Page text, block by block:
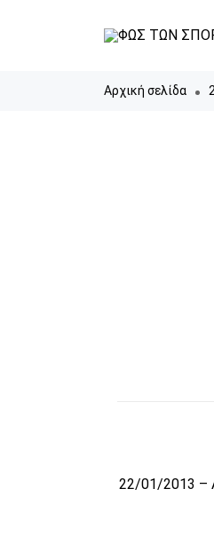
Αρχική σελίδα
22/01/2013 –